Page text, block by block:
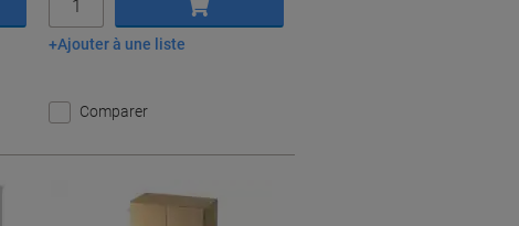
Ajouter au panier
Ajouter à une liste
Comparer